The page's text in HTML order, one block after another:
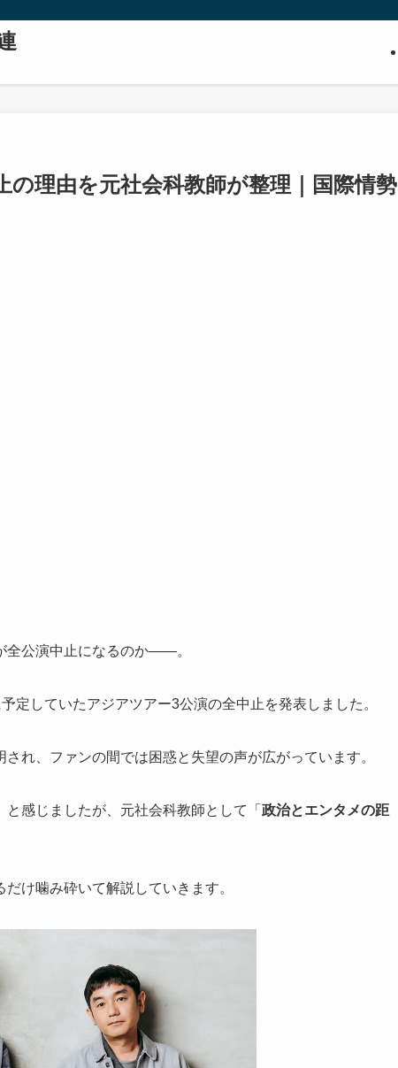
理由を元社会科教師が整理｜国際情勢
全公演中止になるのか――。
定していたアジアツアー3公演の全中止を発表しました。
れ、ファンの間では困惑と失望の声が広がっています。
感じましたが、元社会科教師として「 政治とエンタメの距
け噛み砕いて解説していきます。